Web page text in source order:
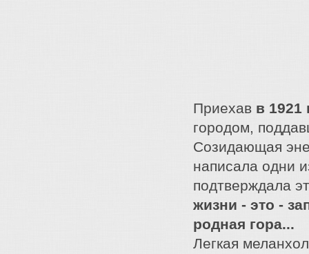
Приехав в 1921
городом,
Созидающая
написала одни
подтверждала
жизни - это -
родная гора...
Легкая